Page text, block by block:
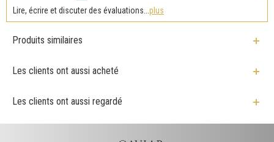
Lire, écrire et discuter des évaluations... plus
Produits similaires
Les clients ont aussi acheté
Les clients ont aussi regardé